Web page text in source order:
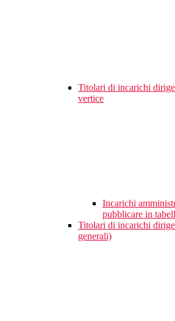
Titolari di incarichi
vertice
Incarichi
pubblicare in
Titolari di incarichi
generali)